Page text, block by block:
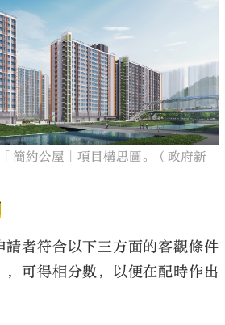
簡約公屋」項目構思圖。（政府新
請者符合以下三方面的客觀條件
，可得相分數，以便在配時作出